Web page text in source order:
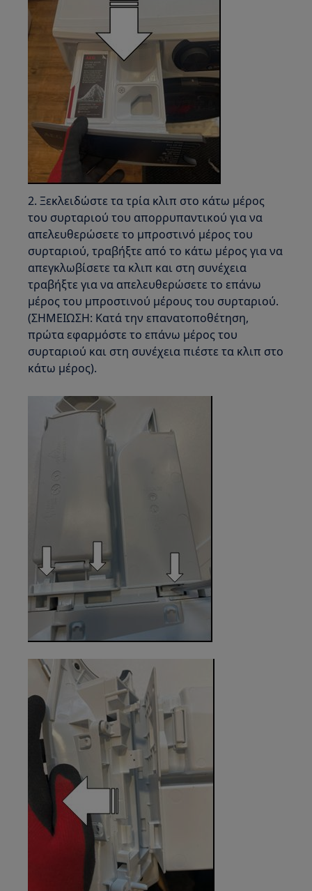
2. Ξεκλειδώστε τα τρία κλιπ στο κάτω μέρος
του συρταριού του απορρυπαντικού για να
απελευθερώσετε το μπροστινό μέρος του
συρταριού, τραβήξτε από το κάτω μέρος για να
απεγκλωβίσετε τα κλιπ και στη συνέχεια
τραβήξτε για να απελευθερώσετε το επάνω
μέρος του μπροστινού μέρους του συρταριού.
(ΣΗΜΕΙΩΣΗ: Κατά την επανατοποθέτηση,
πρώτα εφαρμόστε το επάνω μέρος του
συρταριού και στη συνέχεια πιέστε τα κλιπ στο
κάτω μέρος).